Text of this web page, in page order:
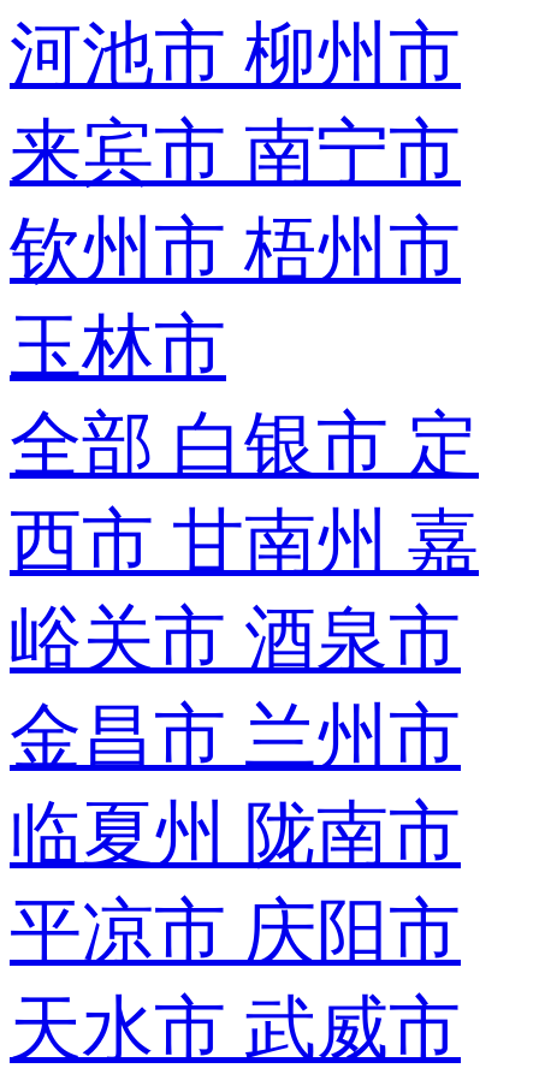
河池市 柳州市
来宾市 南宁市
钦州市 梧州市
玉林市
全部 白银市 定
西市 甘南州 嘉
峪关市 酒泉市
金昌市 兰州市
临夏州 陇南市
平凉市 庆阳市
天水市 武威市